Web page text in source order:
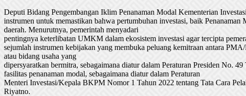
Deputi Bidang Pengembangan Iklim Penanaman Modal Kementerian
instrumen untuk memastikan bahwa pertumbuhan investasi, baik
daerah. Menurutnya, pemerintah menyadari
pentingnya keterlibatan UMKM dalam ekosistem investasi agar tercipta
sejumlah instrumen kebijakan yang membuka peluang kemitraan antara
atau bidang usaha yang
dipersyaratkan bermitra, sebagaimana diatur dalam Peraturan Presiden No.
fasilitas penanaman modal, sebagaimana diatur dalam Peraturan
Menteri Investasi/Kepala BKPM Nomor 1 Tahun 2022 tentang Tata Cara
Riyatno.